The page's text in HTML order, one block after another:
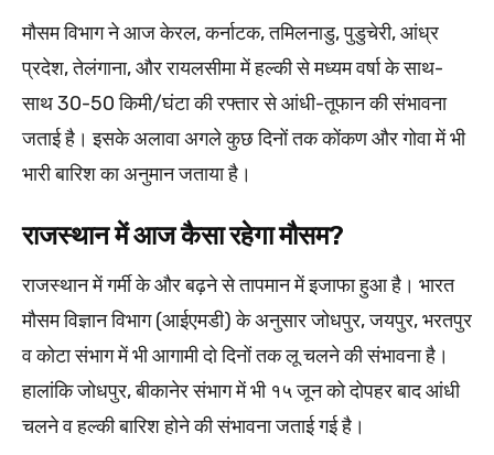
मौसम विभाग ने आज केरल, कर्नाटक, तमिलनाडु, पुडुचेरी, आंध्र
प्रदेश, तेलंगाना, और रायलसीमा में हल्की से मध्यम वर्षा के साथ-
साथ 30-50 किमी/घंटा की रफ्तार से आंधी-तूफान की संभावना
जताई है। इसके अलावा अगले कुछ दिनों तक कोंकण और गोवा में भी
भारी बारिश का अनुमान जताया है।
राजस्थान में आज कैसा रहेगा मौसम?
राजस्थान में गर्मी के और बढ़ने से तापमान में इजाफा हुआ है। भारत
मौसम विज्ञान विभाग (आईएमडी) के अनुसार जोधपुर, जयपुर, भरतपुर
व कोटा संभाग में भी आगामी दो दिनों तक लू चलने की संभावना है।
हालांकि जोधपुर, बीकानेर संभाग में भी १५ जून को दोपहर बाद आंधी
चलने व हल्की बारिश होने की संभावना जताई गई है।